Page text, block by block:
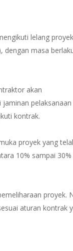
lelang
dengan masa
akan
pelaksanaan
kontrak.
proyek yang
10% sampai
proyek.
aturan kontrak